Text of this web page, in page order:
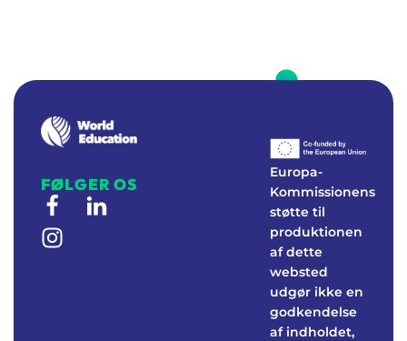
FØLGER OS
Europa-
Kommissionens
støtte til
produktionen
af dette
websted
udgør ikke en
godkendelse
af indholdet,